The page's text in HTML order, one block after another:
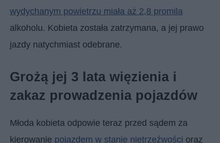
wydychanym powietrzu miała aż 2,8 promila
alkoholu. Kobieta została zatrzymana, a jej prawo
jazdy natychmiast odebrane.
Grożą jej 3 lata więzienia i
zakaz prowadzenia pojazdów
Młoda kobieta odpowie teraz przed sądem za
kierowanie pojazdem w stanie nietrzeźwości oraz